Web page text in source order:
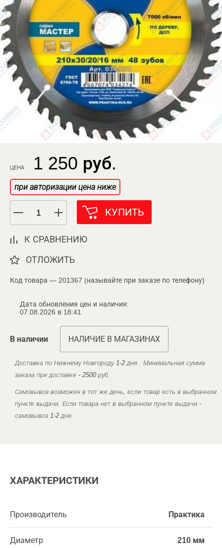
ЦЕНА 1 250 руб.
при авторизации цена ниже
КУПИТЬ
К СРАВНЕНИЮ
ОТЛОЖИТЬ
Код товара — 201367 (называйте при заказе по телефону)
Дата обновления цен и наличия:
07.08.2026 в 18:41
В наличии НАЛИЧИЕ В МАГАЗИНАХ
Доставка по Нижнему Новгороду 1-2 дня . Минимальная сумма
заказа при доставке - 2500 руб.
Самовывоз возможен в тот же день, если товар есть в выбранном
пункте выдачи. Если товара нет в выбранном пункте выдачи -
самовывоз 1-2 дня.
ХАРАКТЕРИСТИКИ
Производитель Практика
Диаметр 210 мм